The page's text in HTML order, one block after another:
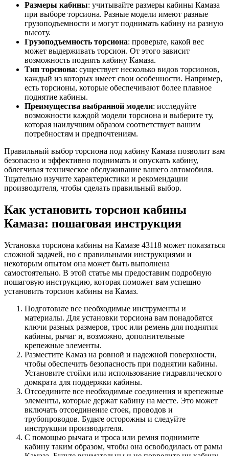
Размеры кабины: учитывайте размеры кабины Камаза
при выборе торсиона. Разные модели имеют разные
грузоподъемности и могут поднимать кабину на разную
высоту.
Грузоподъемность торсиона: проверьте, какой вес
может выдерживать торсион. От этого зависит
возможность поднять кабину Камаза.
Тип торсиона: существует несколько видов торсионов,
каждый из которых имеет свои особенности. Например,
есть торсионы, которые обеспечивают более плавное
поднятие кабины.
Преимущества выбранной модели: исследуйте
возможности каждой модели торсиона и выберите ту,
которая наилучшим образом соответствует вашим
потребностям и предпочтениям.
Правильный выбор торсиона под кабину Камаза позволит вам
безопасно и эффективно поднимать и опускать кабину,
облегчивая техническое обслуживание вашего автомобиля.
Тщательно изучите характеристики и рекомендации
производителя, чтобы сделать правильный выбор.
Как установить торсион кабины
Камаза: пошаговая инструкция
Установка торсиона кабины на Камазе 43118 может показаться
сложной задачей, но с правильными инструкциями и
некоторым опытом она может быть выполнена
самостоятельно. В этой статье мы предоставим подробную
пошаговую инструкцию, которая поможет вам успешно
установить торсион кабины на Камаз.
Подготовьте все необходимые инструменты и
материалы. Для установки торсиона вам понадобятся
ключи разных размеров, трос или ремень для поднятия
кабины, рычаг и, возможно, дополнительные
крепежные элементы.
Разместите Камаз на ровной и надежной поверхности,
чтобы обеспечить безопасность при поднятии кабины.
Установите стойки или использование гидравлического
домкрата для поддержки кабины.
Отсоедините все необходимые соединения и крепежные
элементы, которые держат кабину на месте. Это может
включать отсоединение стоек, проводов и
трубопроводов. Будьте осторожны и следуйте
инструкции производителя.
С помощью рычага и троса или ремня поднимите
кабину таким образом, чтобы она освободилась от рамы